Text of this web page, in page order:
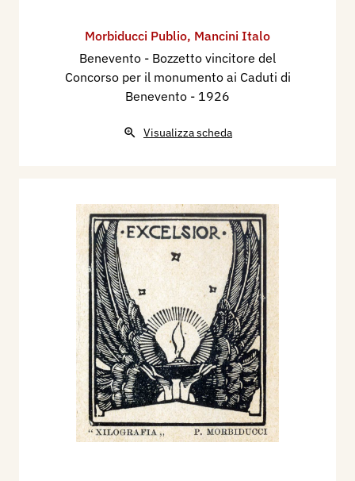
Morbiducci Publio, Mancini Italo
Benevento - Bozzetto vincitore del
Concorso per il monumento ai Caduti di
Benevento - 1926
Visualizza scheda